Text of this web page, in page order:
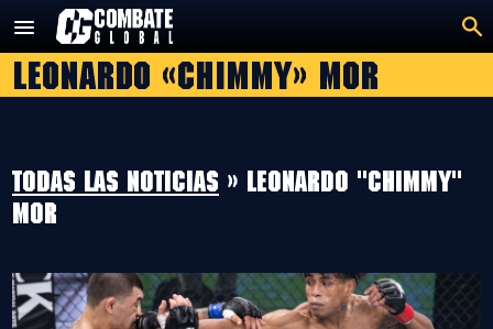
contenido
Leonardo «Chimmy» Mor
Todas las noticias » Leonardo "Chimmy"
Mor